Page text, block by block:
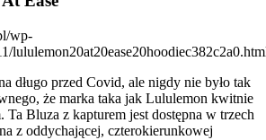
długo przed Covid, ale nigdy nie było tak
że marka taka jak Lululemon kwitnie
Bluza z kapturem jest dostępna w trzech
z oddychającej, czterokierunkowej